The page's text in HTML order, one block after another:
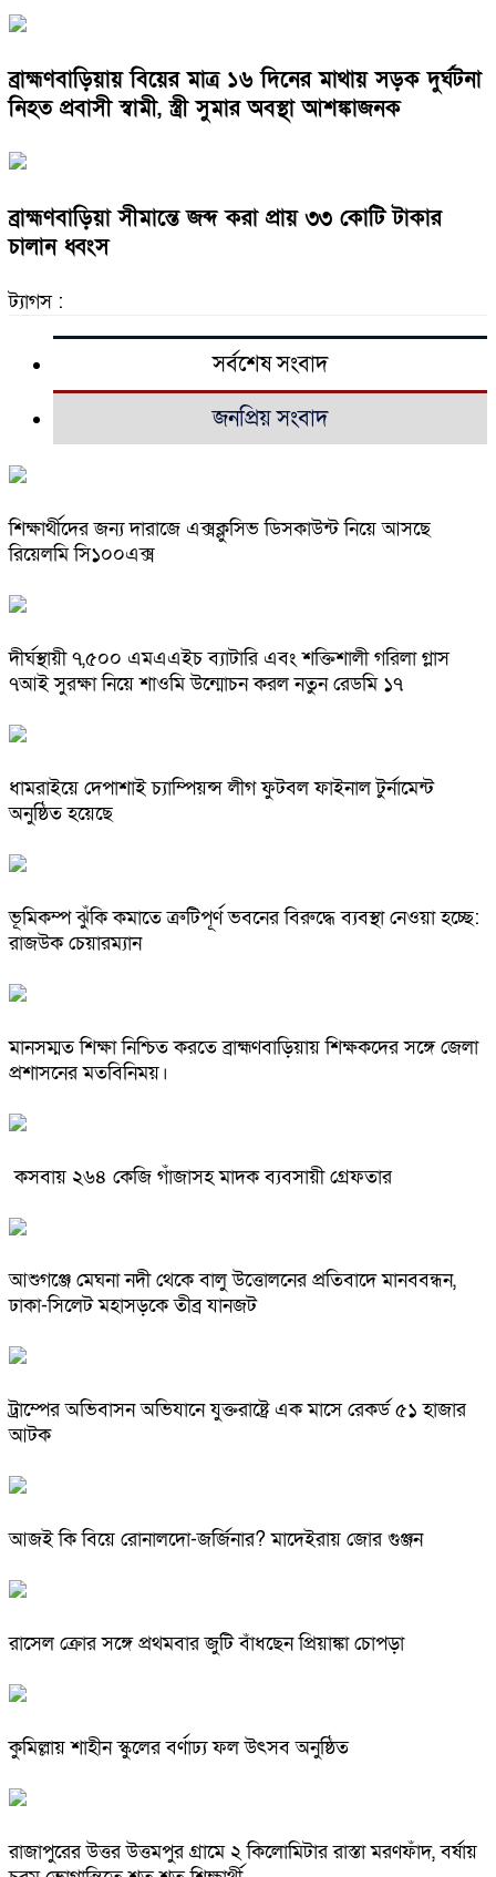
ব্রাহ্মণবাড়িয়ায় বিয়ের মাত্র ১৬ দিনের মাথায় সড়ক দুর্ঘটনা
নিহত প্রবাসী স্বামী, স্ত্রী সুমার অবস্থা আশঙ্কাজনক
ব্রাহ্মণবাড়িয়া সীমান্তে জব্দ করা প্রায় ৩৩ কোটি টাকার
চালান ধ্বংস
ট্যাগস :
সর্বশেষ সংবাদ
জনপ্রিয় সংবাদ
শিক্ষার্থীদের জন্য দারাজে এক্সক্লুসিভ ডিসকাউন্ট নিয়ে আসছে
রিয়েলমি সি১০০এক্স
দীর্ঘস্থায়ী ৭,৫০০ এমএএইচ ব্যাটারি এবং শক্তিশালী গরিলা গ্লাস
৭আই সুরক্ষা নিয়ে শাওমি উন্মোচন করল নতুন রেডমি ১৭
ধামরাইয়ে দেপাশাই চ্যাম্পিয়ন্স লীগ ফুটবল ফাইনাল টুর্নামেন্ট
অনুষ্ঠিত হয়েছে
ভূমিকম্প ঝুঁকি কমাতে ত্রুটিপূর্ণ ভবনের বিরুদ্ধে ব্যবস্থা নেওয়া হচ্ছে:
রাজউক চেয়ারম্যান
মানসম্মত শিক্ষা নিশ্চিত করতে ব্রাহ্মণবাড়িয়ায় শিক্ষকদের সঙ্গে জেলা
প্রশাসনের মতবিনিময়।
কসবায় ২৬৪ কেজি গাঁজাসহ মাদক ব্যবসায়ী গ্রেফতার
আশুগঞ্জে মেঘনা নদী থেকে বালু উত্তোলনের প্রতিবাদে মানববন্ধন,
ঢাকা-সিলেট মহাসড়কে তীব্র যানজট
ট্রাম্পের অভিবাসন অভিযানে যুক্তরাষ্ট্রে এক মাসে রেকর্ড ৫১ হাজার
আটক
আজই কি বিয়ে রোনালদো-জর্জিনার? মাদেইরায় জোর গুঞ্জন
রাসেল ক্রোর সঙ্গে প্রথমবার জুটি বাঁধছেন প্রিয়াঙ্কা চোপড়া
কুমিল্লায় শাহীন স্কুলের বর্ণাঢ্য ফল উৎসব অনুষ্ঠিত
রাজাপুরের উত্তর উত্তমপুর গ্রামে ২ কিলোমিটার রাস্তা মরণফাঁদ, বর্ষায়